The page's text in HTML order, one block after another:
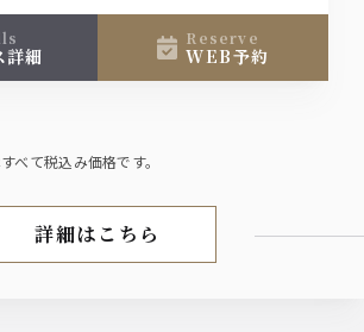
詳細
reserve
WEB予約
べて税込み価格です。
【夏のプレミアムコース】
詳細はこちら